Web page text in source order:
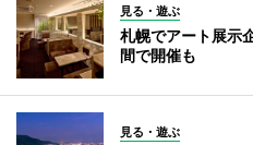
見る・遊ぶ
札幌でアート展示
間で開催も
見る・遊ぶ